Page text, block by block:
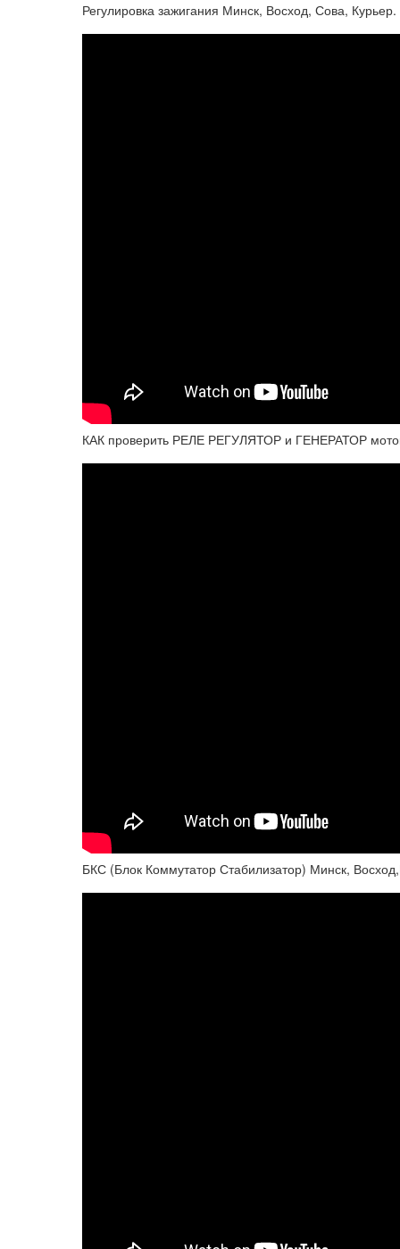
Регулировка зажигания Минск, Восход, Сова, Курьер.
КАК проверить РЕЛЕ РЕГУЛЯТОР и ГЕНЕРАТОР
БКС (Блок Коммутатор Стабилизатор) Минск,